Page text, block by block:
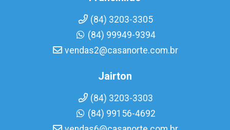
(84) 3203-3305
(84) 99949-9394
vendas2@casanorte.com.br
Jairton
(84) 3203-3303
(84) 99156-4692